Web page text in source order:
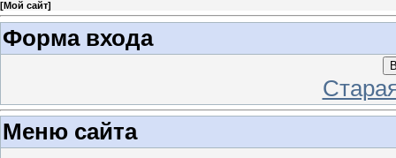
[Мой сайт]
Форма входа
Меню сайта